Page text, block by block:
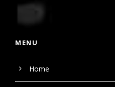
MENU
Home